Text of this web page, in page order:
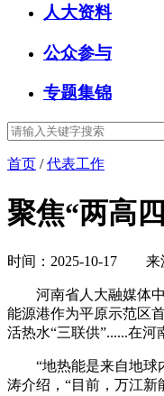
人大资料
公众参与
专题集锦
首页 /代表工作
聚焦“两高
时间：2025-10-17 来
河南省人大融媒体中
能源港作为平原示范区
活热水“三联供”......在
“地热能是来自地球内
涛介绍，“目前，万江